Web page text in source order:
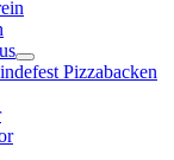
Pizzabacken